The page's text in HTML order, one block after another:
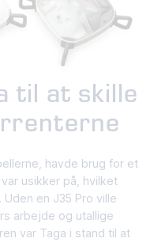
til at skille
havde brug for et
usikker på, hvilket
en J35 Pro ville
arbejde og utallige
var Taga i stand til at